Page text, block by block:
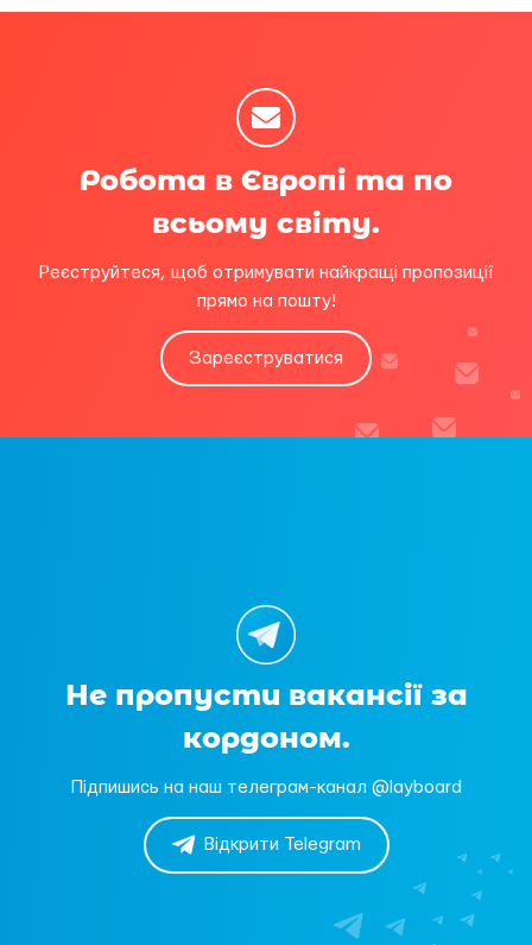
Робота в Європі та по
всьому світу.
Реєструйтеся, щоб отримувати найкращі пропозиції
прямо на пошту!
Зареєструватися
Не пропусти вакансії за
кордоном.
Підпишись на наш телеграм-канал @layboard
Відкрити Telegram